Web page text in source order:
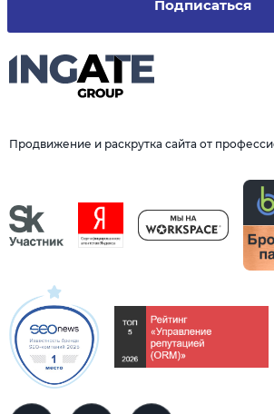
Продвижение и раскрутка сайта от
Подписаться